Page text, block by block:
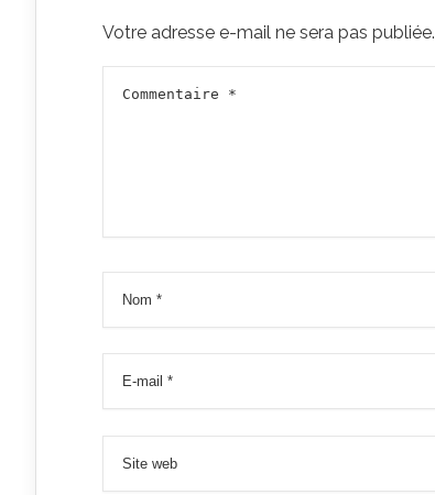
Votre adresse e-mail ne sera pas publiée.